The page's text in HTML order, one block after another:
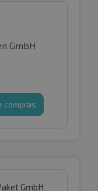
GmbH
compras
GmbH